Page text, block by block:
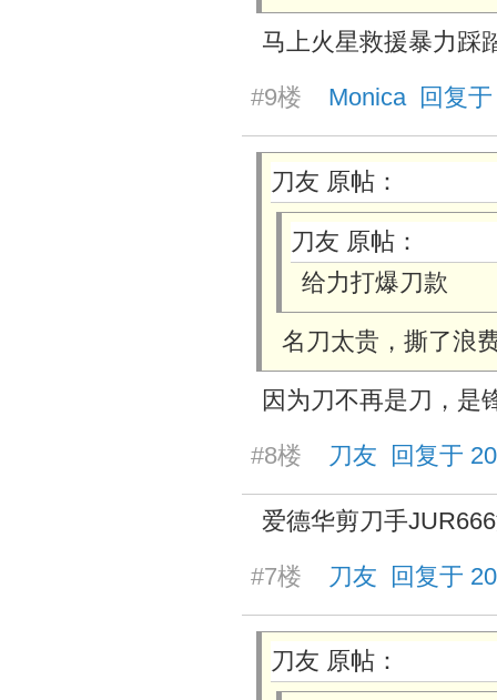
马上火星救援暴力踩
#9楼 Monica 回复于
刀友 原帖：
刀友 原帖：
给力打爆刀款
名刀太贵，撕了浪
因为刀不再是刀，是
#8楼 刀友 回复于
爱德华剪刀手
#7楼 刀友 回复于
刀友 原帖：